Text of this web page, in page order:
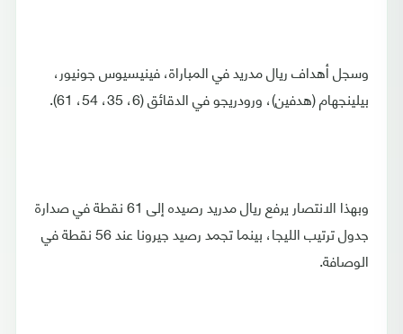
وسجل أهداف ريال مدريد في المباراة، فينيسيوس جونيور،
بيلينجهام (هدفين)، ورودريجو في الدقائق (6، 35، 54، 61).
وبهذا الانتصار يرفع ريال مدريد رصيده إلى 61 نقطة في صدارة
جدول ترتيب الليجا، بينما تجمد رصيد جيرونا عند 56 نقطة في
الوصافة.